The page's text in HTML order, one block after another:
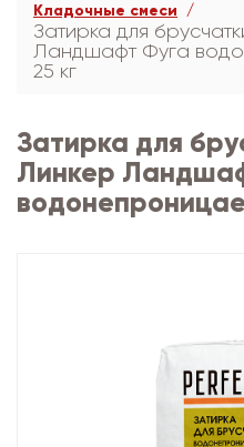
Кладочные смеси
Затирка для
Ландшафт Фуга
25 кг
Затирка для
Линкер